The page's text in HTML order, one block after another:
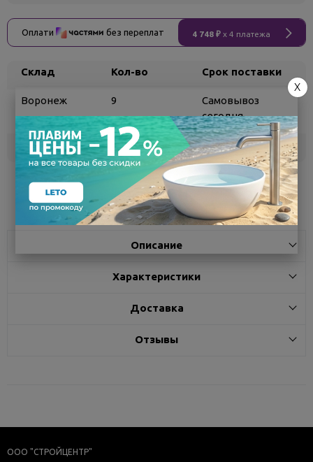
Оплати без переплат 4 748 ₽ x 4 платежа
Склад Кол-во Срок поставки
Воронеж 9
Самовывоз
сегодня
Белгород под заказ 3 - 7 дней
Поделиться
Описание
Характеристики
Доставка
Отзывы
ООО "СТРОЙЦЕНТР"
X